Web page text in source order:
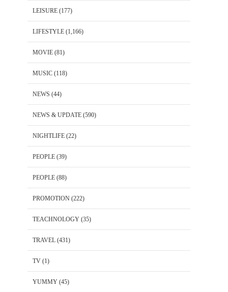
LEISURE (177)
LIFESTYLE (1,166)
MOVIE (81)
MUSIC (118)
NEWS (44)
NEWS & UPDATE (590)
NIGHTLIFE (22)
PEOPLE (39)
PEOPLE (88)
PROMOTION (222)
TEACHNOLOGY (35)
TRAVEL (431)
TV (1)
YUMMY (45)